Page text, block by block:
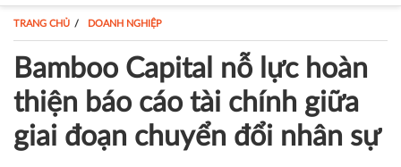
TRANG CHỦ DOANH NGHIỆP
Bamboo Capital nỗ lực hoàn
thiện báo cáo tài chính giữa
giai đoạn chuyển đổi nhân sự